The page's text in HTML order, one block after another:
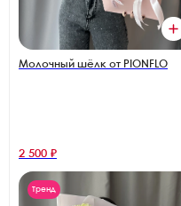
Молочный шёлк от PIONFLO
2 500 ₽
Тренд